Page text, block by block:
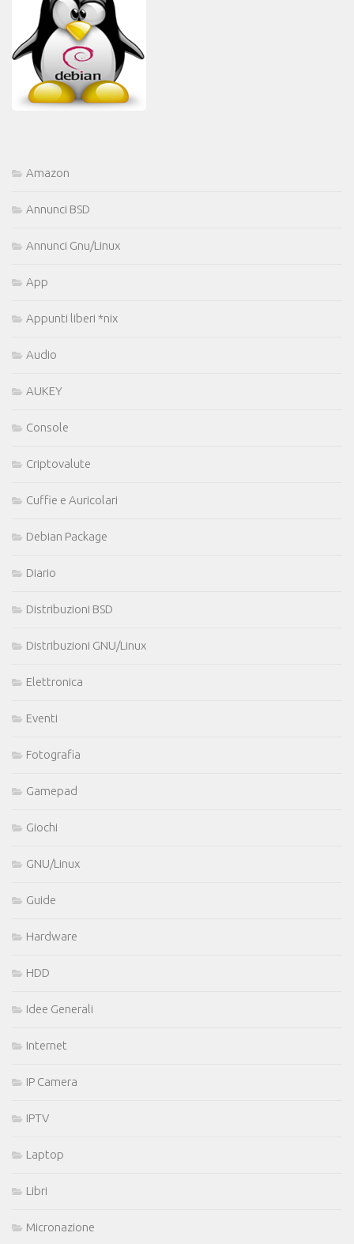
Amazon
Annunci BSD
Annunci Gnu/Linux
App
Appunti liberi *nix
Audio
AUKEY
Console
Criptovalute
Cuffie e Auricolari
Debian Package
Diario
Distribuzioni BSD
Distribuzioni GNU/Linux
Elettronica
Eventi
Fotografia
Gamepad
Giochi
GNU/Linux
Guide
Hardware
HDD
Idee Generali
Internet
IP Camera
IPTV
Laptop
Libri
Micronazione